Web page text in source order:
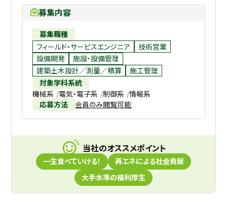
募集内容
募集職種
フィールド・サービスエンジニア
技術営業
設備開発
施設・設備管理
建築土木設計／測量／積算
施工管理
対象学科系統
機械系 電気・電子系 制御系 情報系
応募方法
会員のみ閲覧可能
当社のオススメポイント
一生食べていける！
再エネによる社会貢献
大手水準の福利厚生